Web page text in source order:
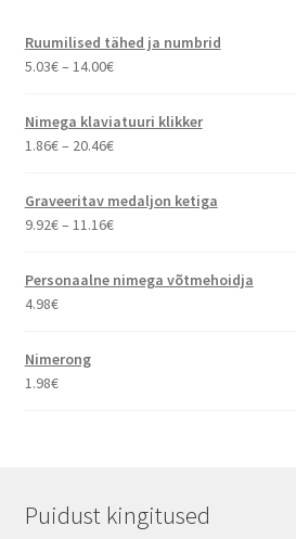
Ruumilised tähed ja numbrid
5.03€– 14.00€Hinnavahemik:
kuni
14.00€
Nimega klaviatuuri klikker
1.86€– 20.46€Hinnavahemik:
kuni
20.46€
Graveeritav medaljon ketiga
9.92€– 11.16€Hinnavahemik:
kuni
Personaalne nimega võtmehoidja
4.98€
Nimerong
1.98€
Puidust kingitused